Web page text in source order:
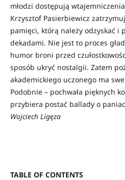
młodzi dostępują
Krzysztof Pasierbiewicz
pamięci, którą należy odzyskać i
dekadami. Nie jest to proces
humor broni przed
sposób ukryć nostalgii. Zatem
akademickiego uczonego ma
Podobnie – pochwała pięknych
przybiera postać ballady o
Wojciech Ligęza
TABLE OF CONTENTS